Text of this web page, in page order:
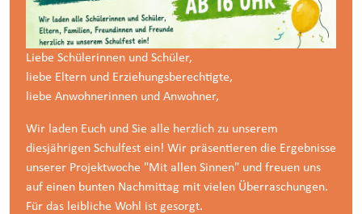
Liebe Schülerinnen und Schüler,
liebe Eltern und Erziehungsberechtigte,
liebe Anwohnerinnen und Anwohner,
Wir laden Euch und Sie alle herzlich zu unserem
diesjährigen Schulfest ein! Wir präsentieren die Ergebnisse
unserer Projektwoche "Mit allen Sinnen" und freuen uns
auf einen bunten Nachmittag mit vielen Überraschungen.
Für das leibliche Wohl ist gesorgt.